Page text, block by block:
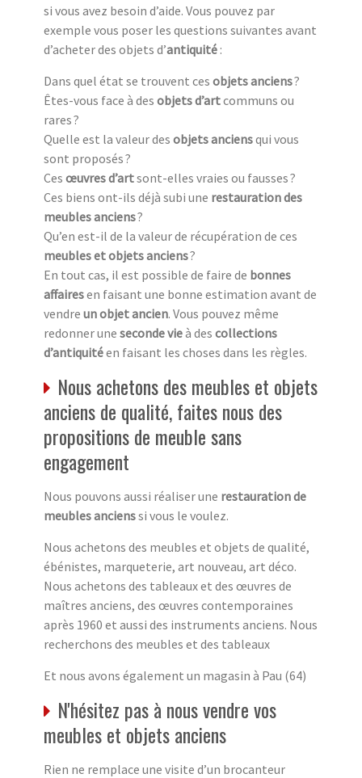
si vous avez besoin d’aide. Vous pouvez par
exemple vous poser les questions suivantes avant
d’acheter des objets d’antiquité :
Dans quel état se trouvent ces objets anciens?
Êtes-vous face à des objets d’artcommuns ou
rares ?
Quelle est la valeur des objets anciensqui vous
sont proposés ?
Ces œuvres d’artsont-elles vraies ou fausses ?
Ces biens ont-ils déjà subi une restauration des
meubles anciens?
Qu’en est-il de la valeur de récupération de ces
meubles et objets anciens?
En tout cas, il est possible de faire de bonnes
affairesen faisant une bonne estimation avant de
vendre un objet ancien. Vous pouvez même
redonner une seconde vieà des collections
d’antiquitéen faisant les choses dans les règles.
Nous achetons des meubles et objets
anciens de qualité, faites nous des
propositions de meuble sans
engagement
Nous pouvons aussi réaliser une restauration de
meubles ancienssi vous le voulez.
Nous achetons des meubles et objets de qualité,
ébénistes, marqueterie, art nouveau, art déco.
Nous achetons des tableaux et des œuvres de
maîtres anciens, des œuvres contemporaines
après 1960 et aussi des instruments anciens. Nous
recherchons des meubles et des tableaux
Et nous avons également un magasin à Pau (64)
N'hésitez pas à nous vendre vos
meubles et objets anciens
Rien ne remplace une visite d’un brocanteur